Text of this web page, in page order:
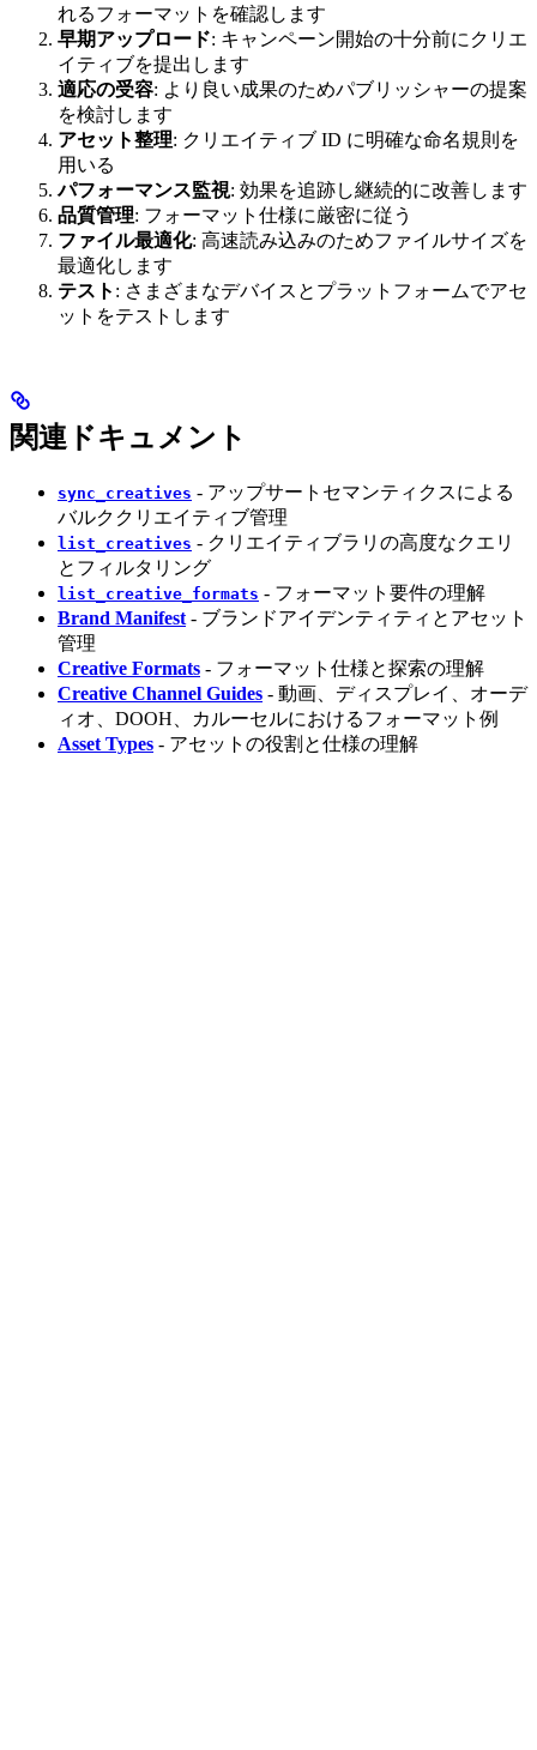
れるフォーマットを確認します
早期アップロード: キャンペーン開始の十分前にクリエ
イティブを提出します
適応の受容: より良い成果のためパブリッシャーの提案
を検討します
アセット整理: クリエイティブ ID に明確な命名規則を
用いる
パフォーマンス監視: 効果を追跡し継続的に改善します
品質管理: フォーマット仕様に厳密に従う
ファイル最適化: 高速読み込みのためファイルサイズを
最適化します
テスト : さまざまなデバイスとプラットフォームでアセ
ットをテストします
関連ドキュメント
sync_creatives - アップサートセマンティクスによる
バルククリエイティブ管理
list_creatives - クリエイティブラリの高度なクエリ
とフィルタリング
list_creative_formats - フォーマット要件の理解
Brand Manifest - ブランドアイデンティティとアセット
管理
Creative Formats - フォーマット仕様と探索の理解
Creative Channel Guides - 動画、ディスプレイ、オーデ
ィオ、DOOH、カルーセルにおけるフォーマット例
Asset Types - アセットの役割と仕様の理解